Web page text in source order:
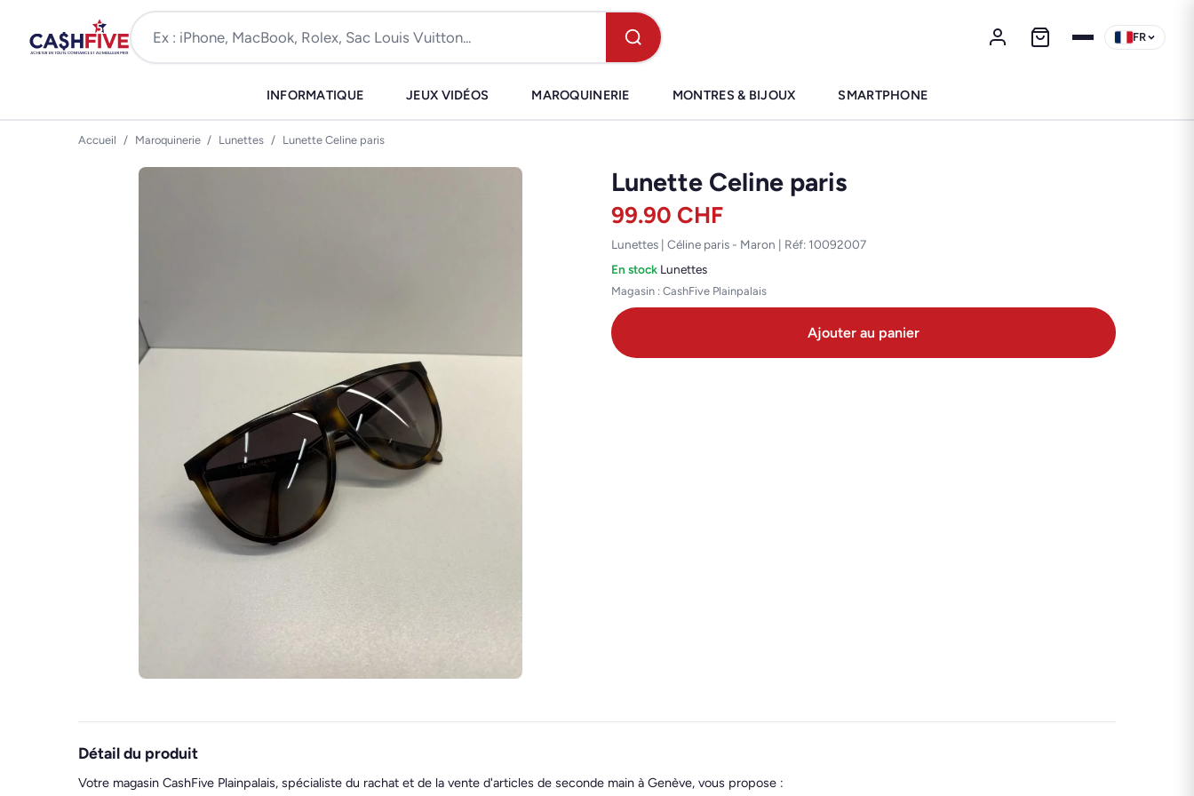
FR
INFORMATIQUE JEUX VIDÉOS MAROQUINERIE MONTRES & BIJOUX SMARTPHONE
Accueil / Maroquinerie / Lunettes / Lunette Celine paris
Lunette Celine paris
99.90 CHF
Lunettes | Céline paris - Maron | Réf: 10092007
En stock·Lunettes
Magasin : CashFive Plainpalais
Ajouter au panier
Détail du produit
Votre magasin CashFive Plainpalais, spécialiste du rachat et de la vente d'articles de seconde main à Genève, vous propose :